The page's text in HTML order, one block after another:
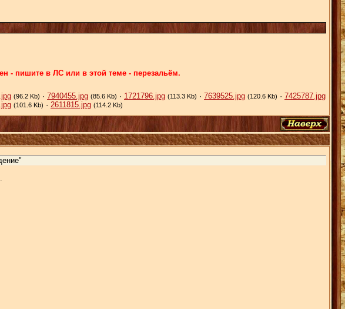
- пишите в ЛС или в этой теме - перезальём.
(96.2 Kb) · 7940455.jpg (85.6 Kb) · 1721796.jpg (113.3 Kb) · 7639525.jpg (120.6 Kb) · 7425787.jpg
(101.6 Kb) · 2611815.jpg (114.2 Kb)